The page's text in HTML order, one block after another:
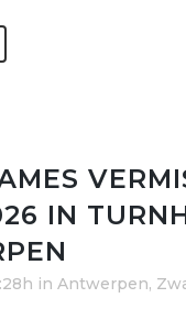
IN
in Antwerpen,